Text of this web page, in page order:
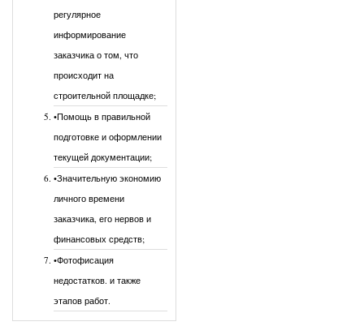
регулярное
информирование
заказчика о том, что
происходит на
строительной площадке;
•Помощь в правильной
подготовке и оформлении
текущей документации;
•Значительную экономию
личного времени
заказчика, его нервов и
финансовых средств;
•Фотофисация
недостатков. и также
этапов работ.